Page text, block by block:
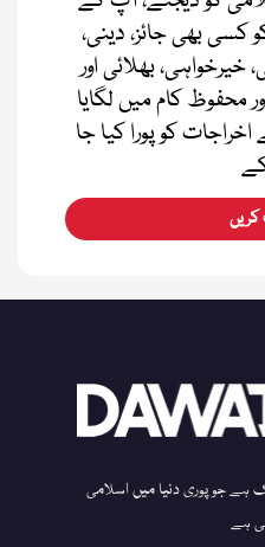
بھی جائز، دینی،
خیرخواہی، بھلائی اور
محفوظ کام میں لگایا
کو پورا کیا جا
کریں
جو پوری دنیا میں اسلامی
ہے